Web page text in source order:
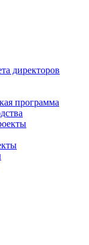
директоров
программа